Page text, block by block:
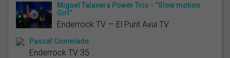
Miguel Talavera Power Trio - “Slow motion
Girl”
Enderrock TV — El Punt Avui TV
Pascal Comelade
Enderrock TV 35